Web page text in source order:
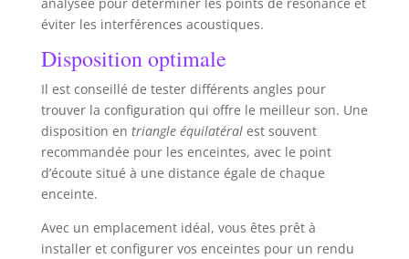
sonore plus claire lors
discours
éviter les interférences acoustiques.
Disposition optimale
Il est conseillé de tester différents angles pour
trouver la configuration qui offre le meilleur son. Une
disposition en triangle équilatéralest souvent
recommandée pour les enceintes, avec le point
d’écoute situé à une distance égale de chaque
enceinte.
Avec un emplacement idéal, vous êtes prêt à
installer et configurer vos enceintes pour un rendu